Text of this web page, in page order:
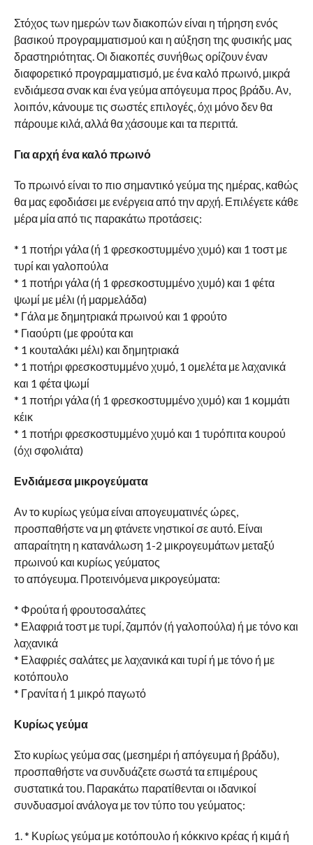
Στόχος των ημερών των διακοπών είναι η τήρηση ενός
βασικού προγραμματισμού και η αύξηση της φυσικής μας
δραστηριότητας. Οι διακοπές συνήθως ορίζουν έναν
διαφορετικό προγραμματισμό, με ένα καλό πρωινό, μικρά
ενδιάμεσα σνακ και ένα γεύμα απόγευμα προς βράδυ. Αν,
λοιπόν, κάνουμε τις σωστές επιλογές, όχι μόνο δεν θα
πάρουμε κιλά, αλλά θα χάσουμε και τα περιττά.
Για αρχή ένα καλό πρωινό
Το πρωινό είναι το πιο σημαντικό γεύμα της ημέρας, καθώς
θα μας εφοδιάσει με ενέργεια από την αρχή. Επιλέγετε κάθε
μέρα μία από τις παρακάτω προτάσεις:
* 1 ποτήρι γάλα (ή 1 φρεσκοστυμμένο χυμό) και 1 τοστ με
τυρί και γαλοπούλα
* 1 ποτήρι γάλα (ή 1 φρεσκοστυμμένο χυμό) και 1 φέτα
ψωμί με μέλι (ή μαρμελάδα)
* Γάλα με δημητριακά πρωινού και 1 φρούτο
* Γιαούρτι (με φρούτα και
* 1 κουταλάκι μέλι) και δημητριακά
* 1 ποτήρι φρεσκοστυμμένο χυμό, 1 ομελέτα με λαχανικά
και 1 φέτα ψωμί
* 1 ποτήρι γάλα (ή 1 φρεσκοστυμμένο χυμό) και 1 κομμάτι
κέικ
* 1 ποτήρι φρεσκοστυμμένο χυμό και 1 τυρόπιτα κουρού
(όχι σφολιάτα)
Ενδιάμεσα μικρογεύματα
Αν το κυρίως γεύμα είναι απογευματινές ώρες,
προσπαθήστε να μη φτάνετε νηστικοί σε αυτό. Είναι
απαραίτητη η κατανάλωση 1-2 μικρογευμάτων μεταξύ
πρωινού και κυρίως γεύματος
το απόγευμα. Προτεινόμενα μικρογεύματα:
* Φρούτα ή φρουτοσαλάτες
* Ελαφριά τοστ με τυρί, ζαμπόν (ή γαλοπούλα) ή με τόνο και
λαχανικά
* Ελαφριές σαλάτες με λαχανικά και τυρί ή με τόνο ή με
κοτόπουλο
* Γρανίτα ή 1 μικρό παγωτό
Κυρίως γεύμα
Στο κυρίως γεύμα σας (μεσημέρι ή απόγευμα ή βράδυ),
προσπαθήστε να συνδυάζετε σωστά τα επιμέρους
συστατικά του. Παρακάτω παρατίθενται οι ιδανικοί
συνδυασμοί ανάλογα με τον τύπο του γεύματος:
1. * Κυρίως γεύμα με κοτόπουλο ή κόκκινο κρέας ή κιμά ή